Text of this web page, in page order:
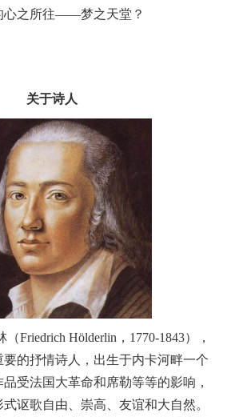
心之所往——梦之天堂？
关于诗人
Friedrich Hölderlin，1770-1843），
的抒情诗人，出生于内卡河畔一个
受法国大革命和席勒等等的影响，
讴歌自由、崇高、友谊和大自然。